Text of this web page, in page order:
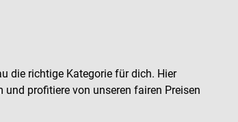
die richtige Kategorie für dich. Hier
profitiere von unseren fairen Preisen